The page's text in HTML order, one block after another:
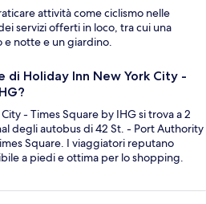
attività come ciclismo nelle
servizi offerti in loco, tra cui una
e notte e un giardino.
di Holiday Inn New York City -
- Times Square by IHG si trova a 2
degli autobus di 42 St. - Port Authority
Square. I viaggiatori reputano
a piedi e ottima per lo shopping.